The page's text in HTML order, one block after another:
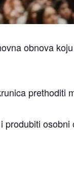
obnova
prethoditi
osobni